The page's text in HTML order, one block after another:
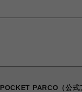
POCKET PARCO（公式